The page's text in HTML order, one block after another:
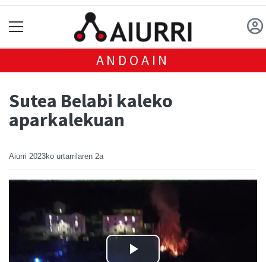
ANDOAIN
Sutea Belabi kaleko
aparkalekuan
Aiurri 2023ko urtarrilaren 2a